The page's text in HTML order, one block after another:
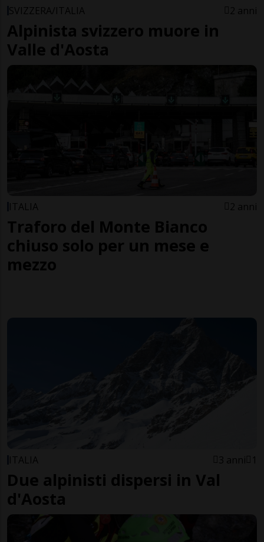
SVIZZERA/ITALIA 2 anni
Alpinista svizzero muore in
Valle d'Aosta
ITALIA 2 anni
Traforo del Monte Bianco
chiuso solo per un mese e
mezzo
ITALIA 3 anni 1
Due alpinisti dispersi in Val
d'Aosta